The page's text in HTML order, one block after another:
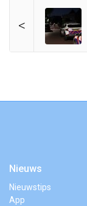
<
Nieuws
Nieuwstips
App